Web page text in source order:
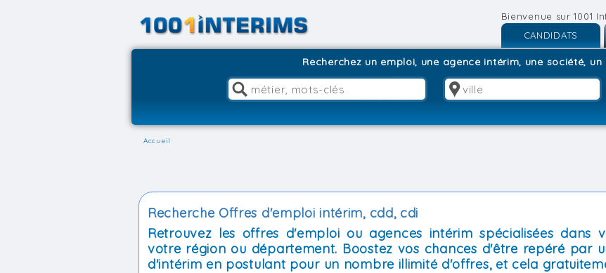
Bienvenue sur 1001
CANDIDATS
Inscription
Recherchez un emploi, une agence intérim, une société, un
Accueil
Recherche Offres d'emploi intérim, cdd, cdi
Retrouvez les offres d'emploi ou agences intérim spécialisées dans
votre région ou département. Boostez vos chances d'être repéré par
d'intérim en postulant pour un nombre illimité d'offres, et cela